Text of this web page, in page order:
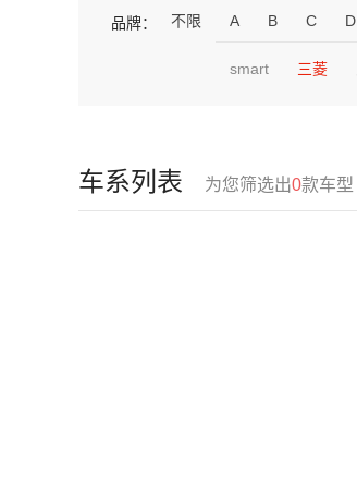
品牌： 不限 A B C D
smart 三菱
车系列表 为您筛选出0款车型